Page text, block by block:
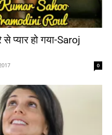
हो गया-Saroj
0